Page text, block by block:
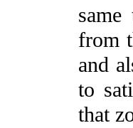
from
and
to
that